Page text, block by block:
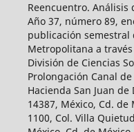
Reencuentro. Análisis
Año 37, número 89,
publicación semestral
Metropolitana a
División de Ciencias
Prolongación Canal
Hacienda San Juan de
14387, México, Cd. de
1100, Col. Villa